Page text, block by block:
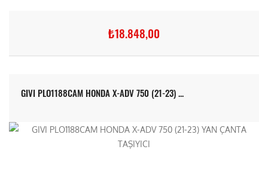
₺18.848,00
GIVI PLO1188CAM HONDA X-ADV 750 (21-23) ...